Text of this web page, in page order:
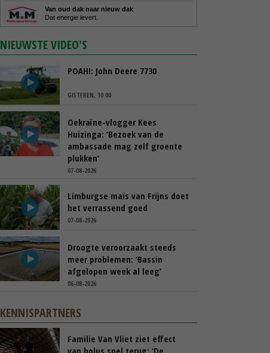
Van oud dak naar nieuw dak
Dat energie levert.
NIEUWSTE VIDEO'S
POAH!: John Deere 7730
GISTEREN, 10:00
Oekraïne-vlogger Kees
Huizinga: ‘Bezoek van de
ambassade mag zelf groente
plukken’
07-08-2026
Limburgse mais van Frijns doet
het verrassend goed
07-08-2026
Droogte veroorzaakt steeds
meer problemen: ‘Bassin
afgelopen week al leeg’
06-08-2026
KENNISPARTNERS
Familie Van Vliet ziet effect
van bolus snel terug: ‘De